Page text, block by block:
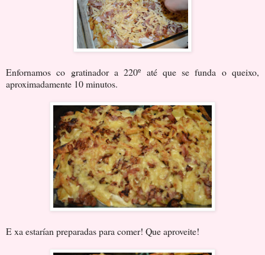
Enfornamos co gratinador a 220º até que se funda o queixo,
aproximadamente 10 minutos.
E xa estarían preparadas para comer! Que aproveite!